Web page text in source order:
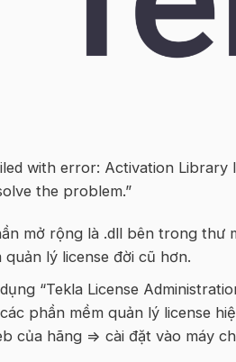
with error: Activation Library
the problem.”
mở rộng là .dll bên trong thư
lý license đời cũ hơn.
“Tekla License
phần mềm quản lý license
của hãng => cài đặt vào máy